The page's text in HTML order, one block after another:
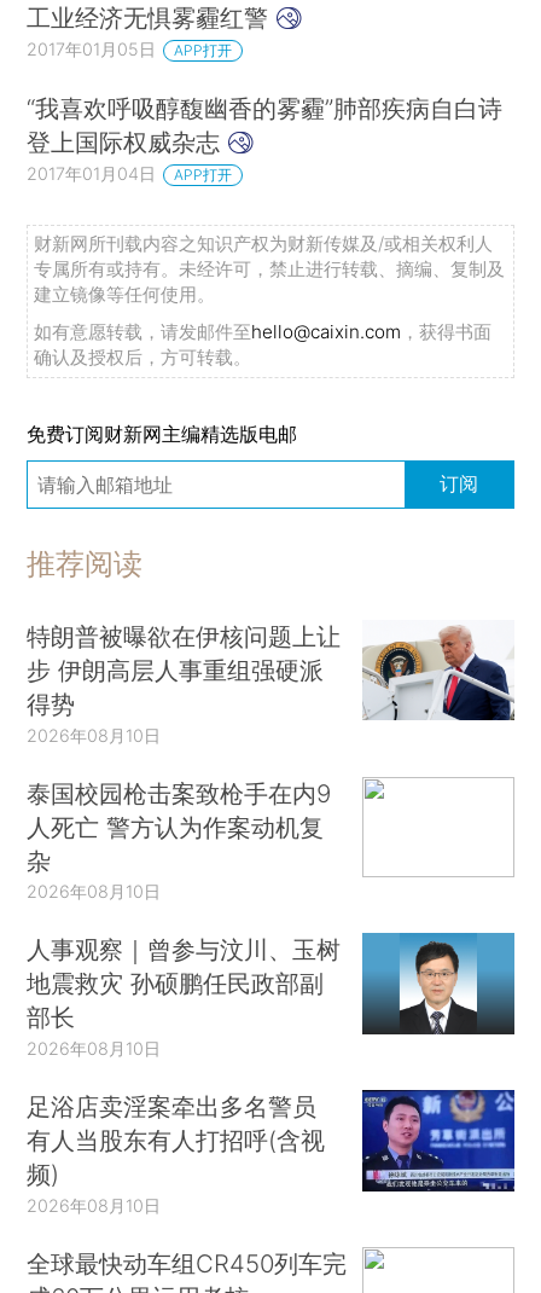
工业经济无惧雾霾红警
2017年01月05日 APP打开
“我喜欢呼吸醇馥幽香的雾霾”肺部疾病自白诗
登上国际权威杂志
2017年01月04日 APP打开
财新网所刊载内容之知识产权为财新传媒及/或相关权利人
专属所有或持有。未经许可，禁止进行转载、摘编、复制及
建立镜像等任何使用。
如有意愿转载，请发邮件至hello@caixin.com ，获得书面
确认及授权后，方可转载。
免费订阅财新网主编精选版电邮
订阅
推荐阅读
特朗普被曝欲在伊核问题上让
步 伊朗高层人事重组强硬派
得势
2026年08月10日
泰国校园枪击案致枪手在内9
人死亡 警方认为作案动机复
杂
2026年08月10日
人事观察｜曾参与汶川、玉树
地震救灾 孙硕鹏任民政部副
部长
2026年08月10日
足浴店卖淫案牵出多名警员
有人当股东有人打招呼(含视
频)
2026年08月10日
全球最快动车组CR450列车完